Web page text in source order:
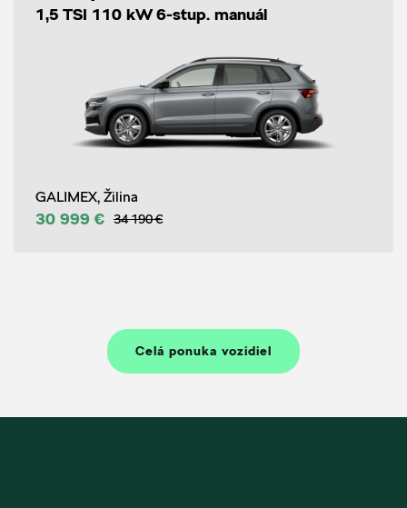
1,5 TSI 110 kW 6-stup. manuál
GALIMEX, Žilina
30 999 € 34 190 €
Celá ponuka vozidiel